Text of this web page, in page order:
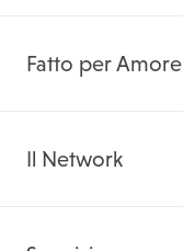
Fatto per Amore
Il Network
Facebook